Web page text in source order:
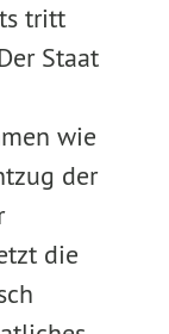
tritt
Staat
wie
der
die